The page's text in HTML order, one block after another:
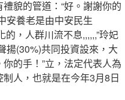
貌的管道：“好。謝謝你的
安養老是由中安民生
，人群川流不息,,,,,,”玲妃
揚(30%)共同投資設來，大
的手！”立，法定代表人為
人，也就是在今年3月8日